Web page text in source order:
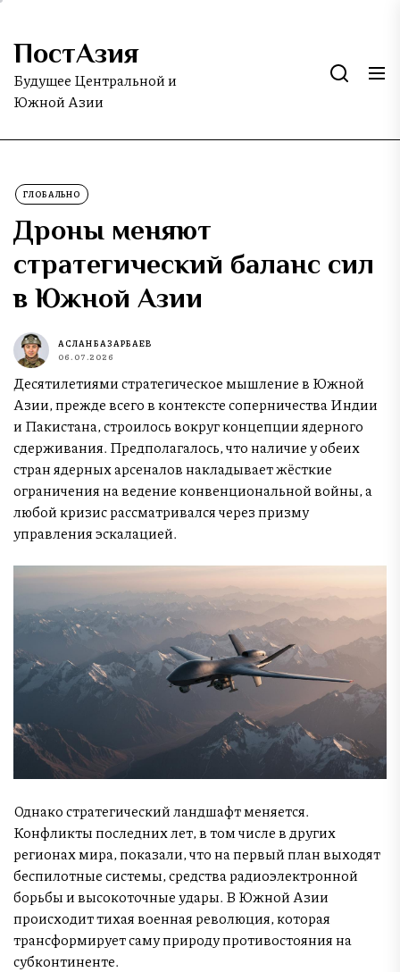
Skip
the
content
ПостАзия
Будущее Центральной и
Южной Азии
ГЛОБАЛЬНО
Дроны меняют
стратегический баланс сил
в Южной Азии
АСЛАН БАЗАРБАЕВ
06.07.2026
Десятилетиями стратегическое мышление в Южной
Азии, прежде всего в контексте соперничества Индии
и Пакистана, строилось вокруг концепции ядерного
сдерживания. Предполагалось, что наличие у обеих
стран ядерных арсеналов накладывает жёсткие
ограничения на ведение конвенциональной войны, а
любой кризис рассматривался через призму
управления эскалацией.
Однако стратегический ландшафт меняется.
Конфликты последних лет, в том числе в других
регионах мира, показали, что на первый план выходят
беспилотные системы, средства радиоэлектронной
борьбы и высокоточные удары. В Южной Азии
происходит тихая военная революция, которая
трансформирует саму природу противостояния на
субконтиненте.